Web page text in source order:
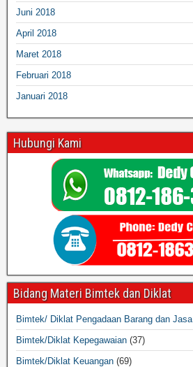
Juni 2018
April 2018
Maret 2018
Februari 2018
Januari 2018
Hubungi Kami
Bidang Materi Bimtek dan Diklat
Bimtek/ Diklat Pengadaan Barang dan Jasa
Bimtek/Diklat Kepegawaian (37)
Bimtek/Diklat Keuangan (69)